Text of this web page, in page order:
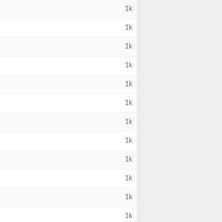
1k
1k
1k
1k
1k
1k
1k
1k
1k
1k
1k
1k